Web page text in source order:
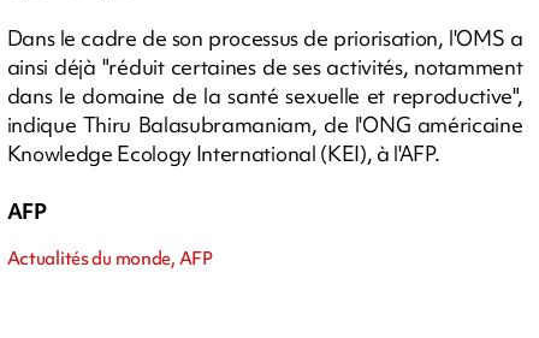
Dans le cadre de son processus de priorisation, l'OMS a
ainsi déjà "réduit certaines de ses activités, notamment
dans le domaine de la santé sexuelle et reproductive",
indique Thiru Balasubramaniam, de l'ONG américaine
Knowledge Ecology International (KEI), à l'AFP.
AFP
Actualités du monde, AFP